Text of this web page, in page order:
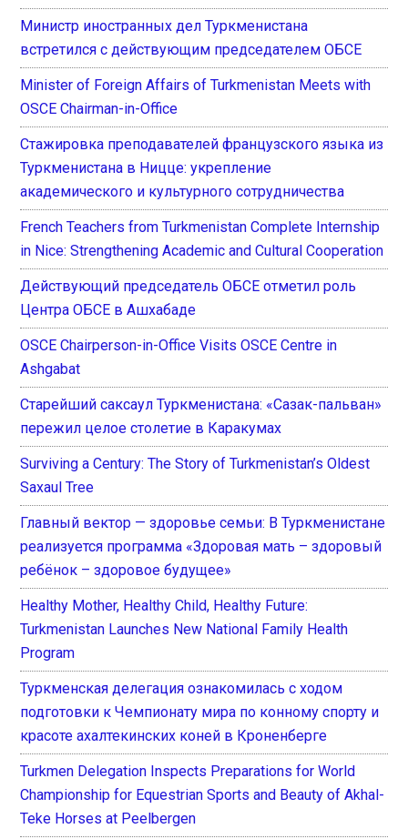
Министр иностранных дел Туркменистана
встретился с действующим председателем ОБСЕ
Minister of Foreign Affairs of Turkmenistan Meets with
OSCE Chairman-in-Office
Стажировка преподавателей французского языка из
Туркменистана в Ницце: укрепление
академического и культурного сотрудничества
French Teachers from Turkmenistan Complete Internship
in Nice: Strengthening Academic and Cultural Cooperation
Действующий председатель ОБСЕ отметил роль
Центра ОБСЕ в Ашхабаде
OSCE Chairperson-in-Office Visits OSCE Centre in
Ashgabat
Старейший саксаул Туркменистана: «Сазак-пальван»
пережил целое столетие в Каракумах
Surviving a Century: The Story of Turkmenistan’s Oldest
Saxaul Tree
Главный вектор — здоровье семьи: В Туркменистане
реализуется программа «Здоровая мать – здоровый
ребёнок – здоровое будущее»
Healthy Mother, Healthy Child, Healthy Future:
Turkmenistan Launches New National Family Health
Program
Туркменская делегация ознакомилась с ходом
подготовки к Чемпионату мира по конному спорту и
красоте ахалтекинских коней в Кроненберге
Turkmen Delegation Inspects Preparations for World
Championship for Equestrian Sports and Beauty of Akhal-
Teke Horses at Peelbergen